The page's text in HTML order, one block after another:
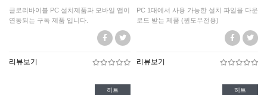
글로리바이블 PC 설치제품과 모바일 앱이
연동되는 구독 제품 입니다.
리뷰보기
PC 1대에서 사용 가능한 설치 파일을 다운
로드 받는 제품 (윈도우전용)
리뷰보기
히트
히트